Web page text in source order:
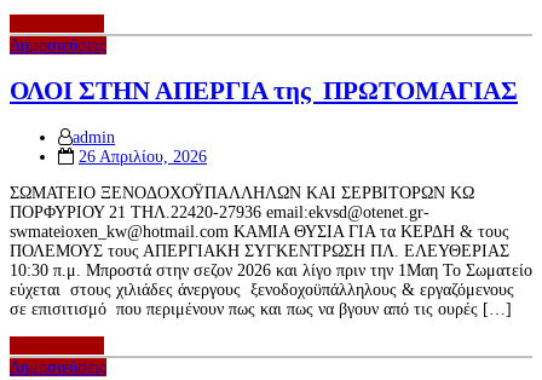
Δημοσιεύσεις
ΟΛΟΙ ΣΤΗΝ ΑΠΕΡΓΙΑ της ΠΡΩΤΟΜΑΓΙΑΣ
admin
Posted
26 Απριλίου, 2026
ΣΩΜΑΤΕΙΟ ΞΕΝΟΔΟΧΟΫΠΑΛΛΗΛΩΝ ΚΑΙ ΣΕΡΒΙΤΟΡΩΝ ΚΩ
ΠΟΡΦΥΡΙΟΥ 21 ΤΗΛ.22420-27936 email:ekvsd@otenet.gr-
swmateioxen_kw@hotmail.com ΚΑΜΙΑ ΘΥΣΙΑ ΓΙΑ τα ΚΕΡΔΗ & τους
ΠΟΛΕΜΟΥΣ τους ΑΠΕΡΓΙΑΚΗ ΣΥΓΚΕΝΤΡΩΣΗ ΠΛ. ΕΛΕΥΘΕΡΙΑΣ
10:30 π.μ. Μπροστά στην σεζον 2026 και λίγο πριν την 1Μαη Το Σωματείο
εύχεται στους χιλιάδες άνεργους ξενοδοχοϋπάλληλους & εργαζόμενους
σε επισιτισμό που περιμένουν πως και πως να βγουν από τις ουρές […]
Δημοσιεύσεις